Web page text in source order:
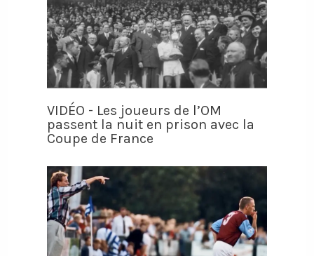
VIDÉO - Les joueurs de l’OM
passent la nuit en prison avec la
Coupe de France